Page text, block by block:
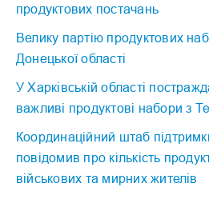
продуктових постачань
Велику партію продуктових
Донецької області
У Харківській області
важливі продуктові набори з
Координаційний штаб
повідомив про кількість
військових та мирних жителів